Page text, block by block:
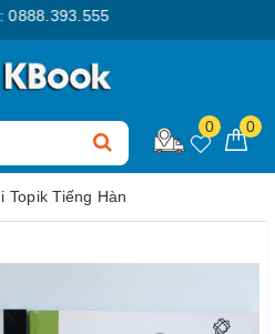
0 0
Topik Tiếng Hàn